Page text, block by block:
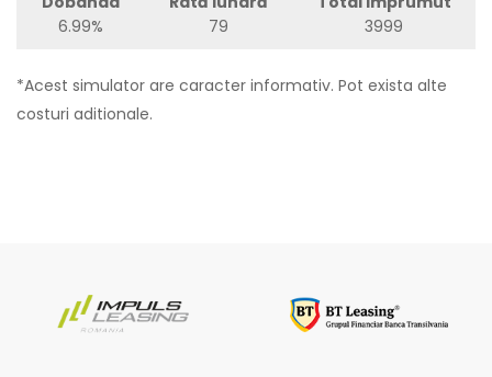
6.99%
79
3999
*Acest simulator are caracter informativ. Pot exista alte
costuri aditionale.